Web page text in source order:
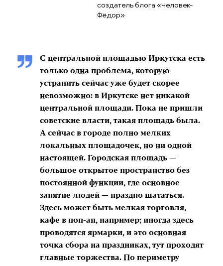
создатель блога «Человек-
Фёдор»
С центральной площадью Иркутска есть
только одна проблема, которую
устранить сейчас уже будет скорее
невозможно: в Иркутске нет никакой
центральной площади. Пока не пришли
советские власти, такая площадь была.
А сейчас в городе полно мелких
локальных площадочек, но ни одной
настоящей. Городская площадь —
большое открытое пространство без
постоянной функции, где основное
занятие людей — праздно шататься.
Здесь может быть мелкая торговля,
кафе в поп-ап, например; иногда здесь
проводятся ярмарки, и это основная
точка сбора на праздниках, тут проходят
главные торжества. По периметру